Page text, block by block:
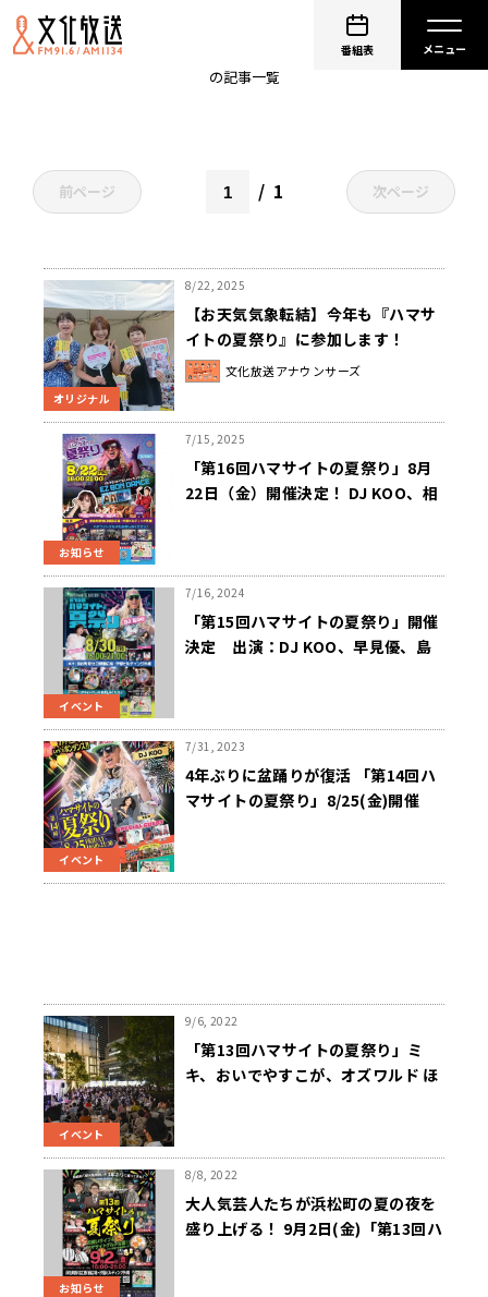
番組表
の記事一覧
前ページ 1 次ページ
オリジナル
8/22, 2025
【お天気気象転結】今年も『ハマサ
イトの夏祭り』に参加します！
文化放送アナウンサーズ
お知らせ
7/15, 2025
「第16回ハマサイトの夏祭り」8月
22日（金）開催決定！ DJ KOO、相
イベント
7/16, 2024
「第15回ハマサイトの夏祭り」開催
決定 出演：DJ KOO、早見優、島
イベント
7/31, 2023
4年ぶりに盆踊りが復活 「第14回ハ
マサイトの夏祭り」8/25(金)開催
イベント
9/6, 2022
「第13回ハマサイトの夏祭り」ミ
キ、おいでやすこが、オズワルド ほ
お知らせ
8/8, 2022
大人気芸人たちが浜松町の夏の夜を
盛り上げる！ 9月2日(金)「第13回ハ